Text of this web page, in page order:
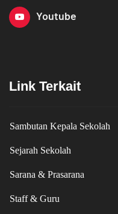
Youtube
Link Terkait
Sambutan Kepala Sekolah
Sejarah Sekolah
Sarana & Prasarana
Staff & Guru